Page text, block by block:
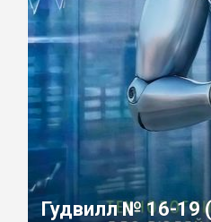
Гудвилл № 16-19